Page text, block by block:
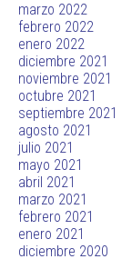
marzo 2022
febrero 2022
enero 2022
diciembre 2021
noviembre 2021
octubre 2021
septiembre 2021
agosto 2021
julio 2021
mayo 2021
abril 2021
marzo 2021
febrero 2021
enero 2021
diciembre 2020